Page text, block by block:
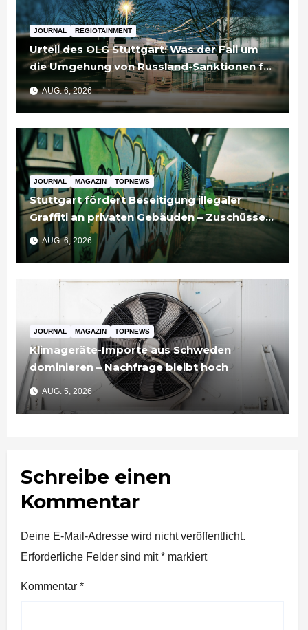
JOURNAL REGIOTAINMENT
Urteil des OLG Stuttgart: Was der Fall um
die Umgehung von Russland-Sanktionen für
Unternehmen bedeutet
AUG. 6, 2026
JOURNAL MAGAZIN TOPNEWS
Stuttgart fördert Beseitigung illegaler
Graffiti an privaten Gebäuden – Zuschüsse
bis 3.500 Euro
AUG. 6, 2026
JOURNAL MAGAZIN TOPNEWS
Klimageräte-Importe aus Schweden
dominieren – Nachfrage bleibt hoch
AUG. 5, 2026
Schreibe einen
Kommentar
Deine E-Mail-Adresse wird nicht veröffentlicht.
Erforderliche Felder sind mit* markiert
Kommentar *